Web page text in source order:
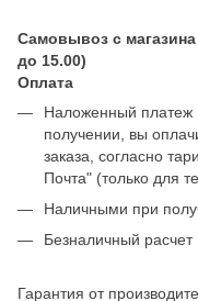
Самовывоз с
до 15.00)
Оплата
Наложенный платеж
получении, вы
заказа, согласно
Почта" (только для
Наличными при
Безналичный расчет
Гарантия от